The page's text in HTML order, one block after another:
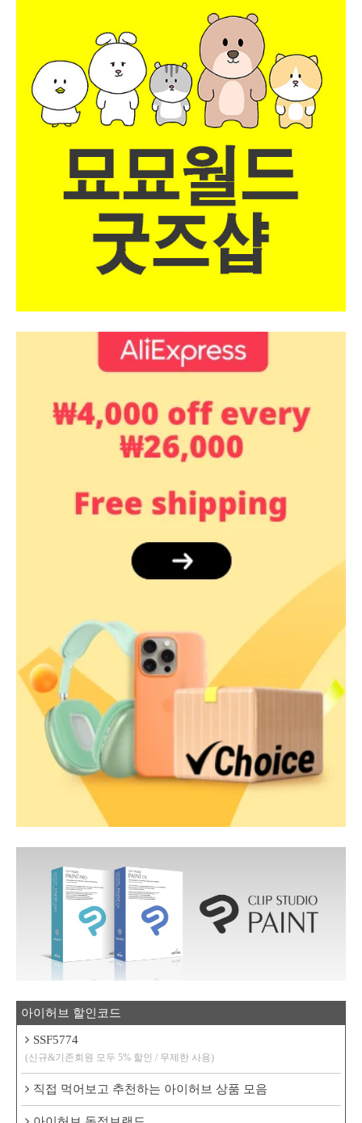
아이허브 할인코드
SSF5774
(신규&기존회원 모두 5% 할인 / 무제한 사용)
직접 먹어보고 추천하는 아이허브 상품 모음